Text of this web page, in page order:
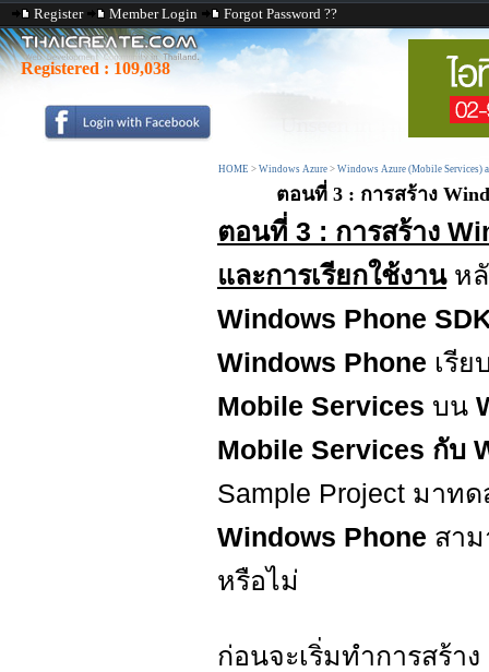
Register Member Login Forgot Password ??
Registered : 109,038
HOME > Windows Azure > Windows Azure (Mobile Services)
ตอนที่ 3 : การสร้าง
ตอนที่ 3 : การสร้าง
และการเรียกใช้งานหลั
Windows Phone
Windows Phone เรี
Mobile Services บน
Mobile Services กับ
Sample Project มาท
Windows Phone สา
หรือไม่
ก่อนจะเริ่มทำการสร้าง